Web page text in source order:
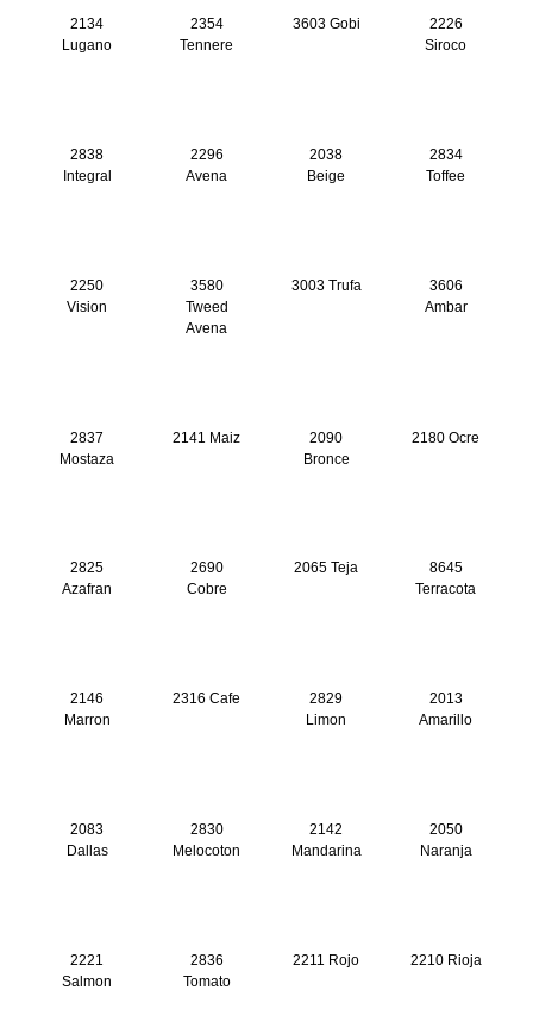
2134
Lugano
2354
Tennere
3603 Gobi
2226
Siroco
2838
Integral
2296
Avena
2038
Beige
2834
Toffee
2250
Vision
3580
Tweed
Avena
3003 Trufa
3606
Ambar
2837
Mostaza
2141 Maiz
2090
Bronce
2180 Ocre
2825
Azafran
2690
Cobre
2065 Teja
8645
Terracota
2146
Marron
2316 Cafe
2829
Limon
2013
Amarillo
2083
Dallas
2830
Melocoton
2142
Mandarina
2050
Naranja
2221
Salmon
2836
Tomato
2211 Rojo 2210 Rioja